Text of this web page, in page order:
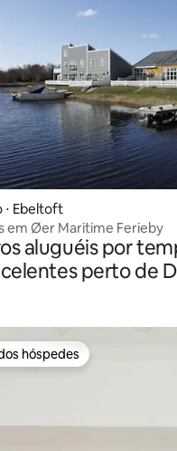
Ebeltoft
em Øer Maritime Ferieby
aluguéis por
perto de
preferidos dos hóspedes
hóspedes